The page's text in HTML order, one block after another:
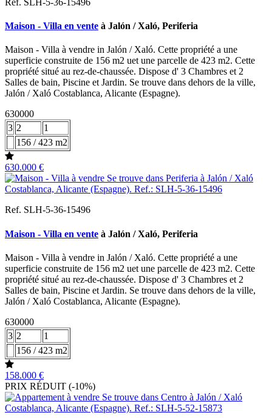
Maison - Villa en vente à Jalón / Xaló, Periferia
Maison - Villa à vendre in Jalón / Xaló. Cette propriété a une
superficie construite de 156 m2 uet une parcelle de 423 m2. Cette
propriété situé au rez-de-chaussée. Dispose d' 3 Chambres et 2
Salles de bain, Piscine et Jardin. Se trouve dans dehors de la ville,
Jalón / Xaló Costablanca, Alicante (Espagne).
630000
3 2
1
156 / 423 m2
630.000 €
Ref. SLH-5-36-15496
Maison - Villa en vente à Jalón / Xaló, Periferia
Maison - Villa à vendre in Jalón / Xaló. Cette propriété a une
superficie construite de 156 m2 uet une parcelle de 423 m2. Cette
propriété situé au rez-de-chaussée. Dispose d' 3 Chambres et 2
Salles de bain, Piscine et Jardin. Se trouve dans dehors de la ville,
Jalón / Xaló Costablanca, Alicante (Espagne).
630000
3 2
1
156 / 423 m2
158.000 €
PRIX RÉDUIT (-10%)